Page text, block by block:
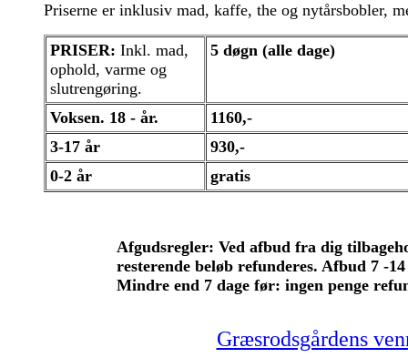
Priserne er inklusiv mad, kaffe, the og nytårsbobler,
PRISER: Inkl. mad,
ophold, varme og
slutrengøring.
5 døgn (alle dage)
Voksen. 18 - år.
1160,-
3-17 år
930,-
0-2 år
gratis
Afgudsregler: Ved afbud fra dig
resterende beløb refunderes. Afbud 7 -
Mindre end 7 dage før: ingen penge
Græsrodsgårdens